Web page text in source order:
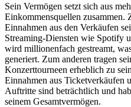
Sein Vermögen setzt sich aus
Einkommensquellen zusammen.
Einnahmen aus den Verkäufen
Streaming-Diensten wie Spotify
wird millionenfach gestreamt,
generiert. Zum anderen tragen
Konzerttourneen erheblich zu
Einnahmen aus Ticketverkäufen
Auftritte sind beträchtlich und
seinem Gesamtvermögen.